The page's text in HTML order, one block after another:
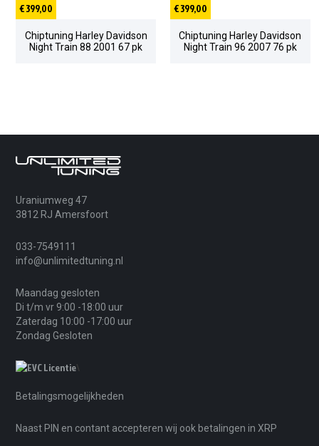
€ 399,00
Chiptuning Harley Davidson
Night Train 88 2001 67 pk
€ 399,00
Chiptuning Harley Davidson
Night Train 96 2007 76 pk
Uraniumweg 47
3812 RJ Amersfoort
033-7549111
info@unlimitedtuning.nl
Maandag gesloten
Di t/m vr 9:00 -18:00 uur
Zaterdag 10:00 -17:00 uur
Zondag Gesloten
Betalingsmogelijkheden
Naast PIN en contant accepteren wij ook betalingen in XRP